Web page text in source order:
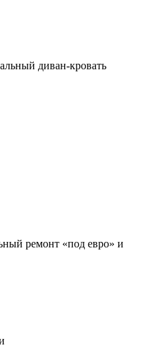
диван-кровать
ремонт «под евро» и